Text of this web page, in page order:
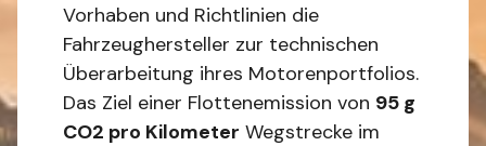
Vorhaben und Richtlinien die
Fahrzeughersteller zur technischen
Überarbeitung ihres Motorenportfolios.
Das Ziel einer Flottenemission von 95 g
CO2 pro Kilometer Wegstrecke im